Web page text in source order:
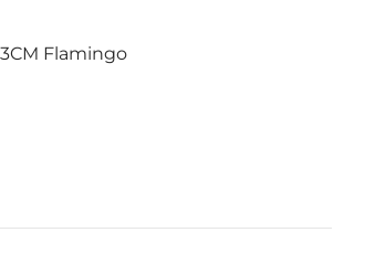
Flamingo